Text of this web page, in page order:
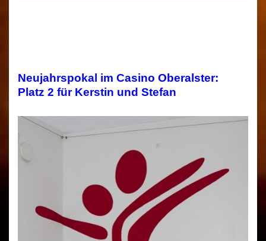
Neujahrspokal im Casino Oberalster:
Platz 2 für Kerstin und Stefan